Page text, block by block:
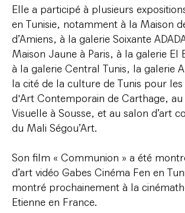
Elle a participé à plusieurs
en Tunisie, notamment à la Maison
d’Amiens, à la galerie Soixante
Maison Jaune à Paris, à la galerie El
à la galerie Central Tunis, la galerie
la cité de la culture de Tunis pour
d'Art Contemporain de Carthage,
Visuelle à Sousse, et au salon d’art
du Mali Ségou’Art.
Son film « Communion » a été
d’art vidéo Gabes Cinéma Fen en
montré prochainement à la
Etienne en France.